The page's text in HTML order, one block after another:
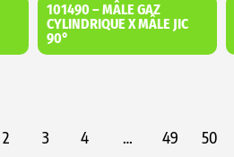
101490 – MÂLE GAZ
CYLINDRIQUE X MÂLE JIC
90°
2 3 4 … 49 50